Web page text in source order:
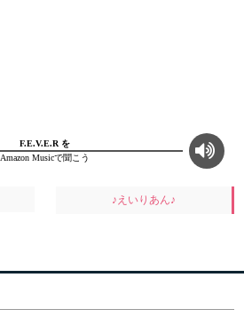
F.E.V.E.R を
Amazon Musicで聞こう
♪えいりあん♪